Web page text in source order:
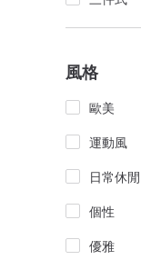
風格
歐美
運動風
日常休閒
個性
優雅